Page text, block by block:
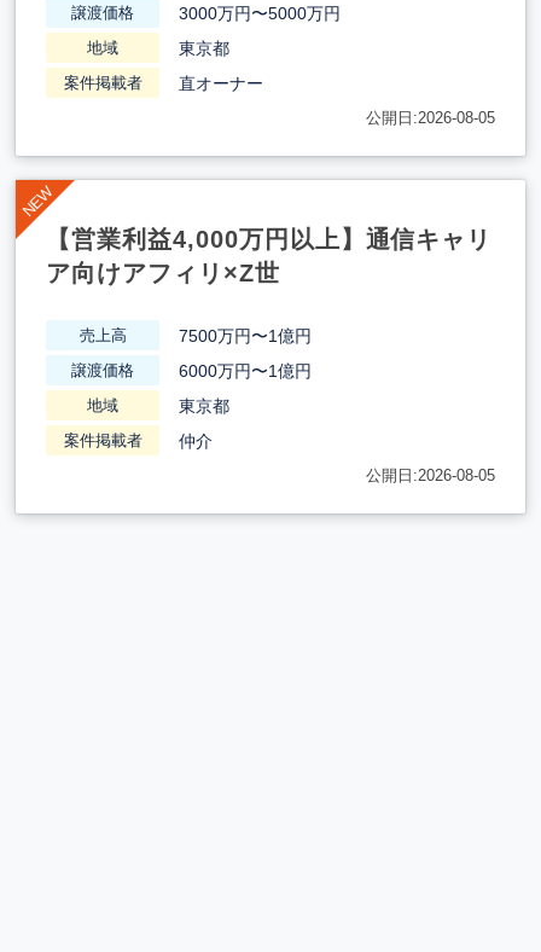
譲渡価格 3000万円〜5000万円
地域 東京都
案件掲載者 直オーナー
公開日:2026-08-05
【営業利益4,000万円以上】通信キャリ
ア向けアフィリ×Z世
売上高 7500万円〜1億円
譲渡価格 6000万円〜1億円
地域 東京都
案件掲載者 仲介
公開日:2026-08-05